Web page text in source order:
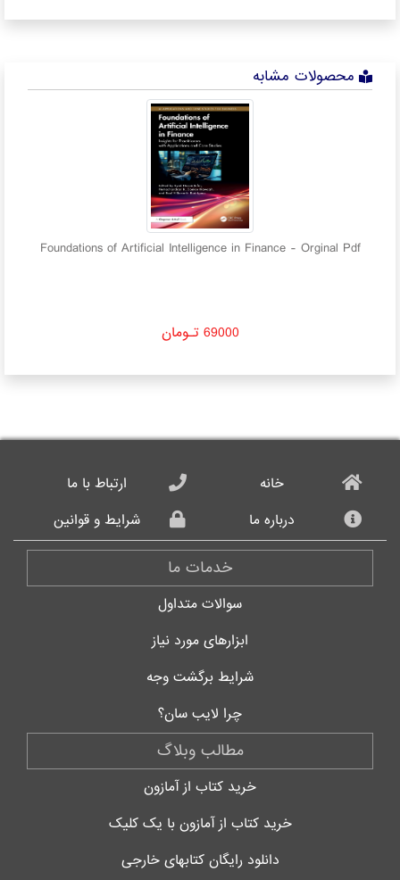
محصولات مشابه
Foundations of Artificial Intelligence in Finance - Orginal Pdf
69000 تـومان
خانه
ارتباط با ما
درباره ما
شرایط و قوانین
خدمات ما
سوالات متداول
ابزارهای مورد نیاز
شرایط برگشت وجه
چرا لایب سان؟
مطالب وبلاگ
خرید کتاب از آمازون
خرید کتاب از آمازون با یک کلیک
دانلود رایگان کتابهای خارجی